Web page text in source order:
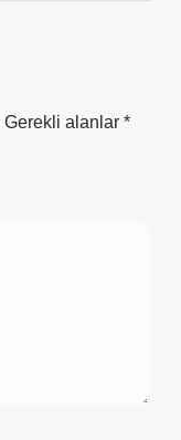
Gerekli alanlar *